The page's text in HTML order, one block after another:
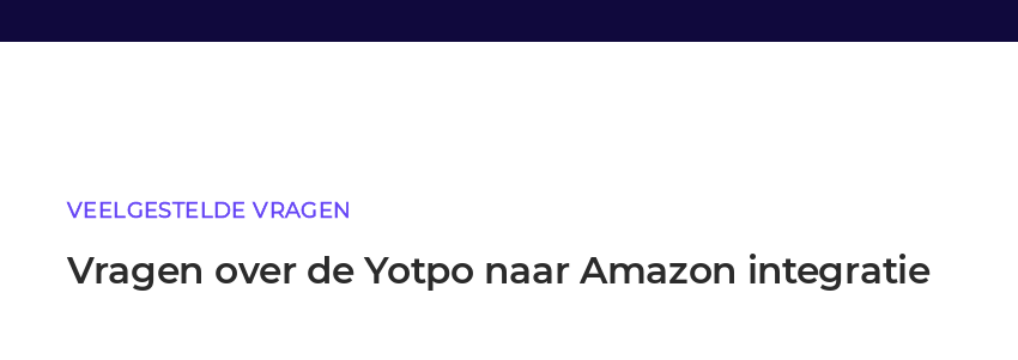
VEELGESTELDE VRAGEN
Vragen over de Yotpo naar Amazon integratie